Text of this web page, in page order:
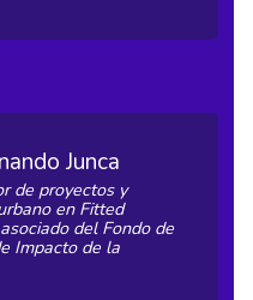
Junca
de proyectos y
en Fitted
del Fondo de
Impacto de la